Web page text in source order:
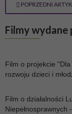
POPRZEDNI
Filmywydane
Film o projekcie
rozwoju dzieci i
Film o działalności
Niepełnosprawnych